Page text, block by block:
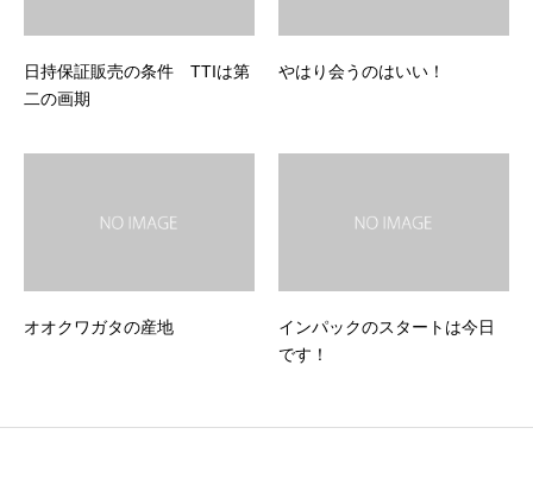
日持保証販売の条件 TTIは第
二の画期
やはり会うのはいい！
オオクワガタの産地
インパックのスタートは今日
です！